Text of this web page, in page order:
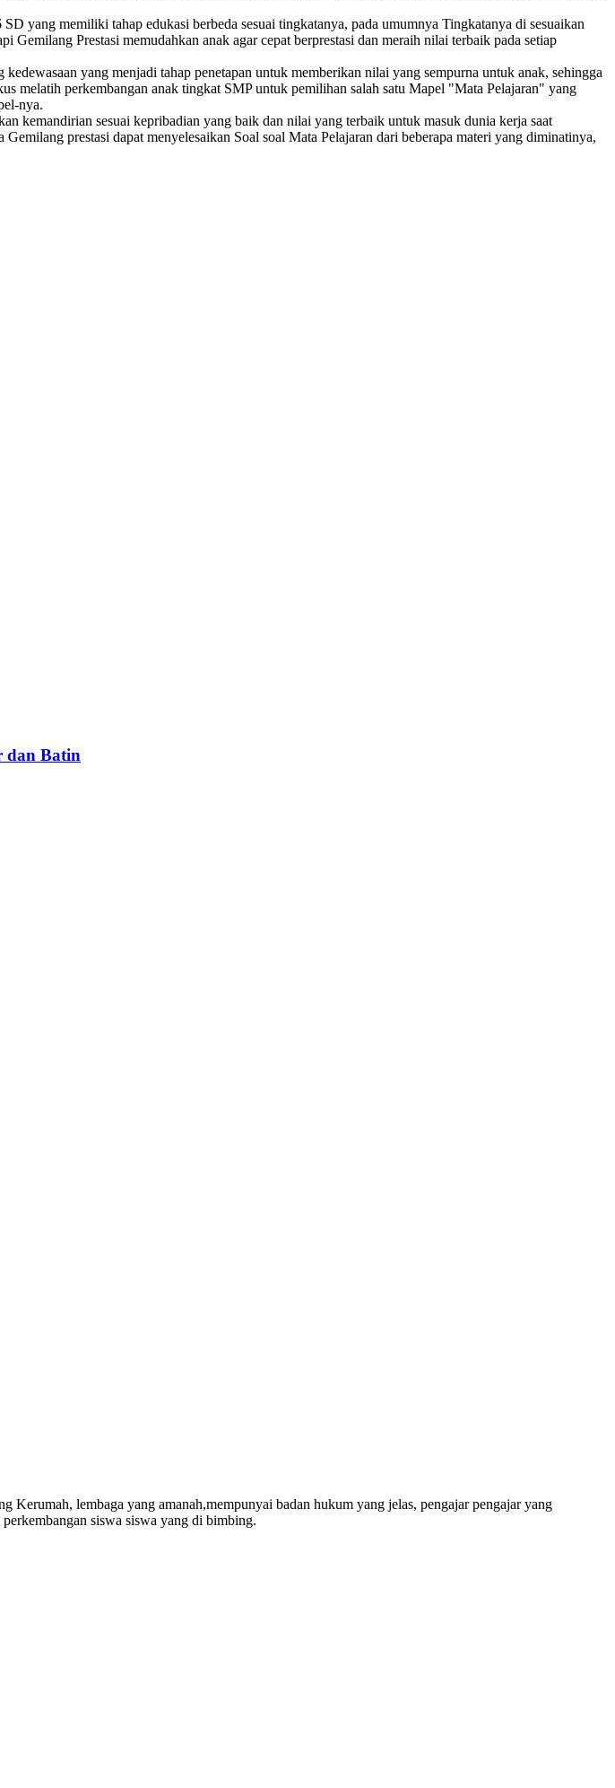
yang memiliki tahap edukasi berbeda sesuai tingkatanya, pada umumnya Tingkatanya di sesuaikan
Prestasi memudahkan anak agar cepat berprestasi dan meraih nilai terbaik pada setiap
yang menjadi tahap penetapan untuk memberikan nilai yang sempurna untuk anak, sehingga
melatih perkembangan anak tingkat SMP untuk pemilihan salah satu Mapel "Mata Pelajaran" yang
nya.
kemandirian sesuai kepribadian yang baik dan nilai yang terbaik untuk masuk dunia kerja saat
prestasi dapat menyelesaikan Soal soal Mata Pelajaran dari beberapa materi yang diminatinya,
dan Batin
lembaga yang amanah,mempunyai badan hukum yang jelas, pengajar pengajar yang
siswa siswa yang di bimbing.